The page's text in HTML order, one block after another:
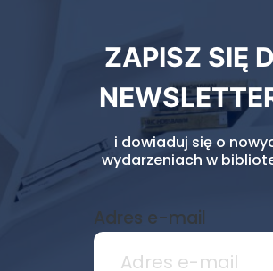
biblioteki
ZAPISZ SIĘ
i dowiaduj się o
wydarzeniach w
Adres e-mail